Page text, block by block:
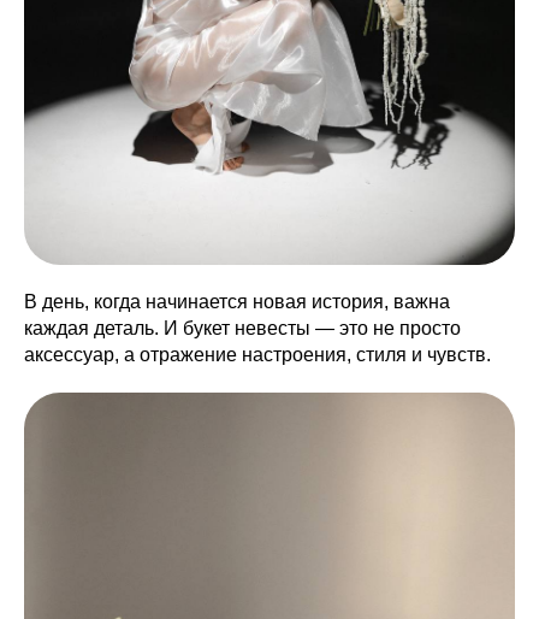
В день, когда начинается новая история, важна
каждая деталь. И букет невесты — это не просто
аксессуар, а отражение настроения, стиля и чувств.